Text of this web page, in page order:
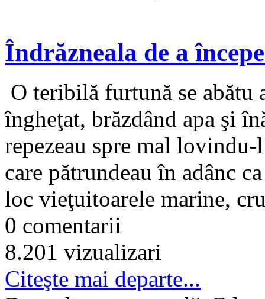
Îndrăzneala de a
O teribilă furtună se
îngheţat, brăzdând apa şi
repezeau spre mal
care pătrundeau în adânc
loc vieţuitoarele marine,
0 comentarii
8.201 vizualizari
Citeşte mai departe...